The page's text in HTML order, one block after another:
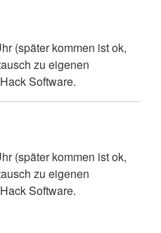
(später kommen ist ok,
zu eigenen
Software.
(später kommen ist ok,
zu eigenen
Software.